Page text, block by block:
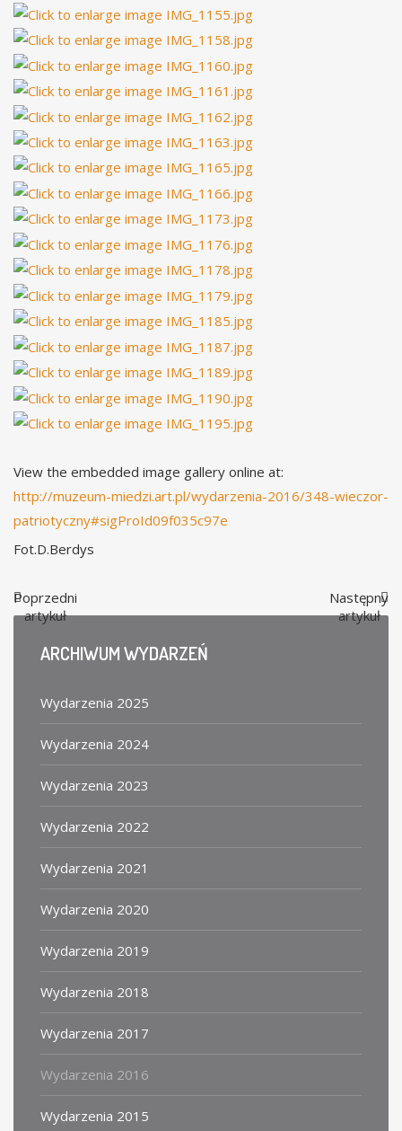
View the embedded image gallery online at:
http://muzeum-miedzi.art.pl/wydarzenia-2016/348-wieczor-
patriotyczny#sigProId09f035c97e
Fot.D.Berdys
Poprzedni
artykuł
Następny
artykuł
ARCHIWUMWYDARZEŃ
Wydarzenia 2025
Wydarzenia 2024
Wydarzenia 2023
Wydarzenia 2022
Wydarzenia 2021
Wydarzenia 2020
Wydarzenia 2019
Wydarzenia 2018
Wydarzenia 2017
Wydarzenia 2016
Wydarzenia 2015